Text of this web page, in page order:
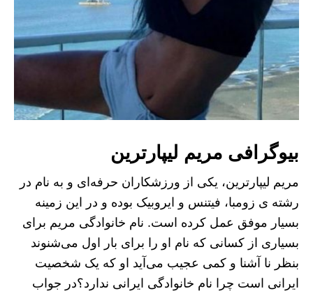
بیوگرافی مریم لیپارترین
مریم لیپارترین، یکی از ورزشکاران حرفه‌ای و به نام در
رشته ی زومبا، فیتنس و ایروبیک بوده و در این زمینه
بسیار موفق عمل کرده است. نام خانوادگی مریم برای
بسیاری از کسانی که نام او را برای بار اول می‌شنوند
بنظر نا آشنا و کمی عجیب می‌آید او که یک شخصیت
ایرانی است چرا نام خانوادگی ایرانی ندارد؟در جواب